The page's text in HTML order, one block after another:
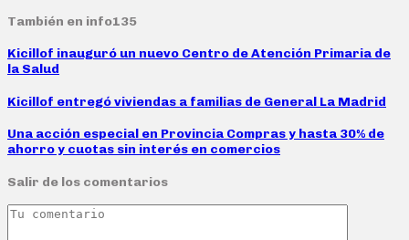
También en info135
Kicillof inauguró un nuevo Centro de Atención Primaria de
la Salud
Kicillof entregó viviendas a familias de General La Madrid
Una acción especial en Provincia Compras y hasta 30% de
ahorro y cuotas sin interés en comercios
Salir de los comentarios